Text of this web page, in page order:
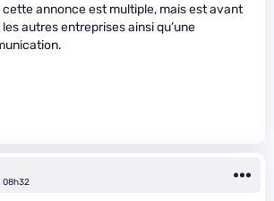
cette annonce est multiple, mais est avant
autres entreprises ainsi qu’une
08h32